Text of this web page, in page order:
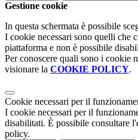
Gestione cookie
In questa schermata è possibile
I cookie necessari sono quelli che
piattaforma e non è possibile
Per conoscere quali sono i cookie
visionare la COOKIE POLICY.
Cookie necessari per il
I cookie necessari per il
disabilitati. È possibile consultare
policy.